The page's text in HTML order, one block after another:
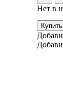
Нет в